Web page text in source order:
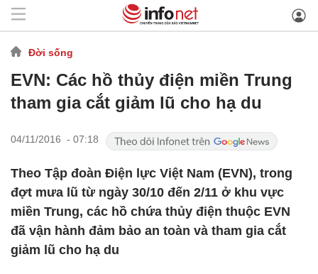
Đời sống
EVN: Các hồ thủy điện miền Trung
tham gia cắt giảm lũ cho hạ du
04/11/2016 - 07:18
Theo Tập đoàn Điện lực Việt Nam (EVN), trong
đợt mưa lũ từ ngày 30/10 đến 2/11 ở khu vực
miền Trung, các hồ chứa thủy điện thuộc EVN
đã vận hành đảm bảo an toàn và tham gia cắt
giảm lũ cho hạ du